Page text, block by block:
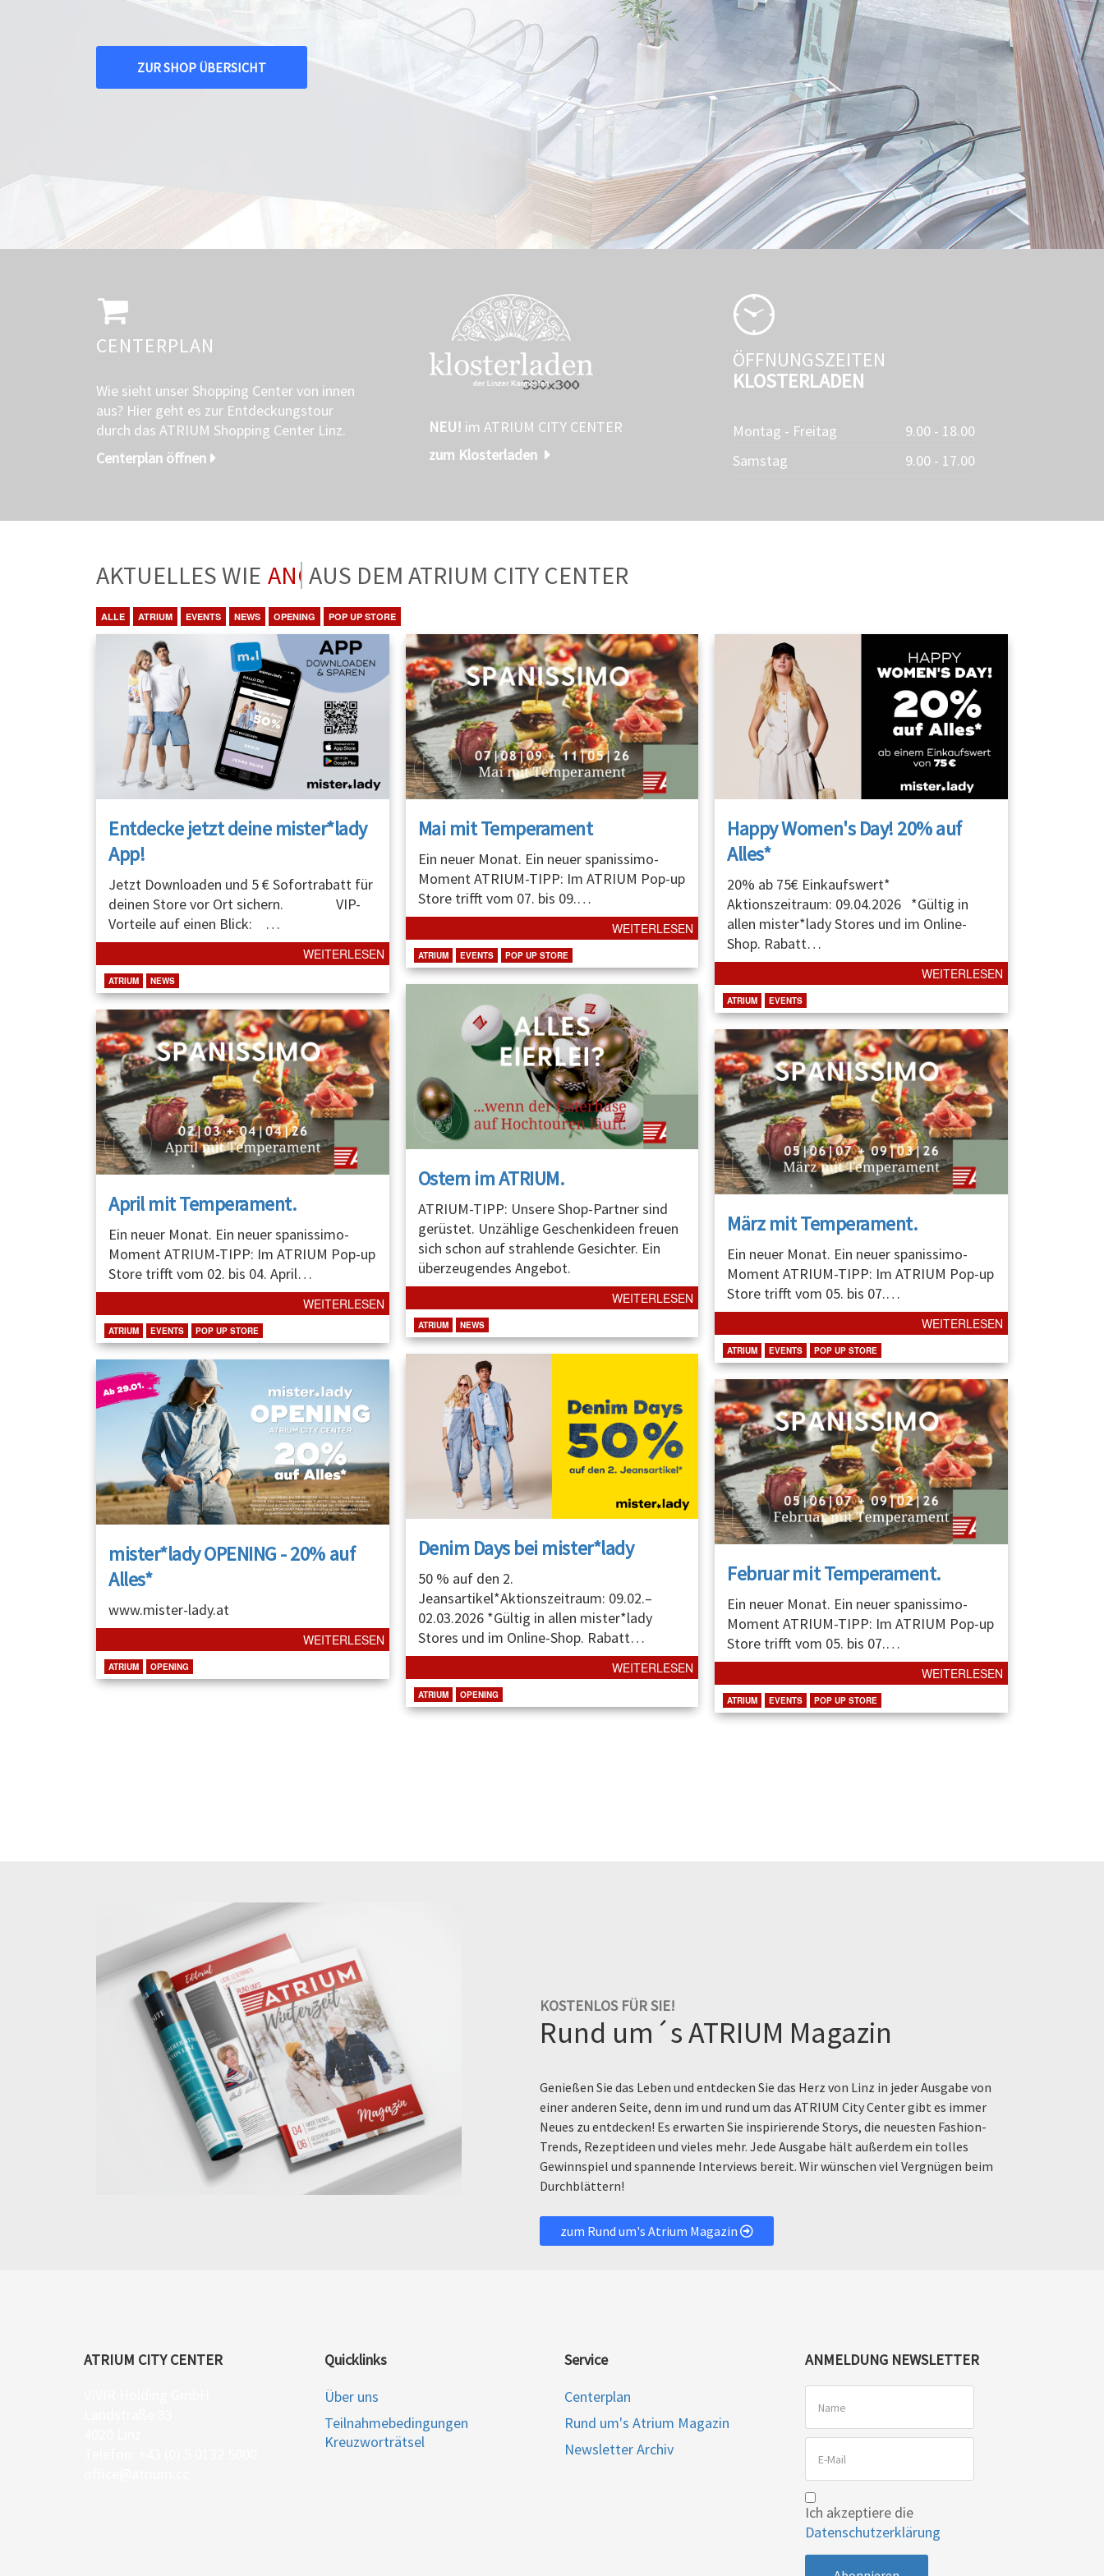
ZUR SHOP ÜBERSICHT
CENTERPLAN
Wie sieht unser Shopping Center von innen
aus? Hier geht es zur Entdeckungstour
durch das ATRIUM Shopping Center Linz.
Centerplan öffnen
NEU! im ATRIUM CITY CENTER
zum Klosterladen
ÖFFNUNGSZEITEN
KLOSTERLADEN
Montag - Freitag
9.00 - 18.00
Samstag
9.00 - 17.00
AKTUELLES WIE ANGEBOTE AUS DEM ATRIUM CITY CENTER
ALLE ATRIUM EVENTS NEWS OPENING POP UP STORE
Entdecke jetzt deine mister*lady
App!
Jetzt Downloaden und 5 € Sofortrabatt für
deinen Store vor Ort sichern. VIP-
Vorteile auf einen Blick: …
WEITERLESEN
ATRIUM NEWS
Mai mit Temperament
Ein neuer Monat. Ein neuer spanissimo-
Moment ATRIUM-TIPP: Im ATRIUM Pop-up
Store trifft vom 07. bis 09.…
WEITERLESEN
ATRIUM EVENTS POP UP STORE
Happy Women's Day! 20% auf
Alles*
20% ab 75€ Einkaufswert*
Aktionszeitraum: 09.04.2026 *Gültig in
allen mister*lady Stores und im Online-
Shop. Rabatt…
WEITERLESEN
ATRIUM EVENTS
Ostern im ATRIUM.
ATRIUM-TIPP: Unsere Shop-Partner sind
gerüstet. Unzählige Geschenkideen freuen
sich schon auf strahlende Gesichter. Ein
überzeugendes Angebot.
WEITERLESEN
ATRIUM NEWS
April mit Temperament.
Ein neuer Monat. Ein neuer spanissimo-
Moment ATRIUM-TIPP: Im ATRIUM Pop-up
Store trifft vom 02. bis 04. April…
WEITERLESEN
ATRIUM EVENTS POP UP STORE
März mit Temperament.
Ein neuer Monat. Ein neuer spanissimo-
Moment ATRIUM-TIPP: Im ATRIUM Pop-up
Store trifft vom 05. bis 07.…
WEITERLESEN
ATRIUM EVENTS POP UP STORE
Denim Days bei mister*lady
50 % auf den 2.
Jeansartikel*Aktionszeitraum: 09.02.–
02.03.2026 *Gültig in allen mister*lady
Stores und im Online-Shop. Rabatt…
WEITERLESEN
ATRIUM OPENING
mister*lady OPENING - 20% auf
Alles*
www.mister-lady.at
WEITERLESEN
ATRIUM OPENING
Februar mit Temperament.
Ein neuer Monat. Ein neuer spanissimo-
Moment ATRIUM-TIPP: Im ATRIUM Pop-up
Store trifft vom 05. bis 07.…
WEITERLESEN
ATRIUM EVENTS POP UP STORE
KOSTENLOS FÜR SIE!
Rund um´s ATRIUM Magazin
Genießen Sie das Leben und entdecken Sie das Herz von Linz in jeder Ausgabe von
einer anderen Seite, denn im und rund um das ATRIUM City Center gibt es immer
Neues zu entdecken! Es erwarten Sie inspirierende Storys, die neuesten Fashion-
Trends, Rezeptideen und vieles mehr. Jede Ausgabe hält außerdem ein tolles
Gewinnspiel und spannende Interviews bereit. Wir wünschen viel Vergnügen beim
Durchblättern!
zum Rund um's Atrium Magazin
ATRIUM CITY CENTER
Quicklinks
Über uns
Teilnahmebedingungen
Kreuzworträtsel
Service
Centerplan
Rund um's Atrium Magazin
Newsletter Archiv
ANMELDUNG NEWSLETTER
Ich akzeptiere die
Datenschutzerklärung